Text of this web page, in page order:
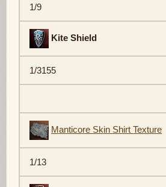
1/9
Kite Shield
1/3155
Manticore Skin Shirt Texture
1/13